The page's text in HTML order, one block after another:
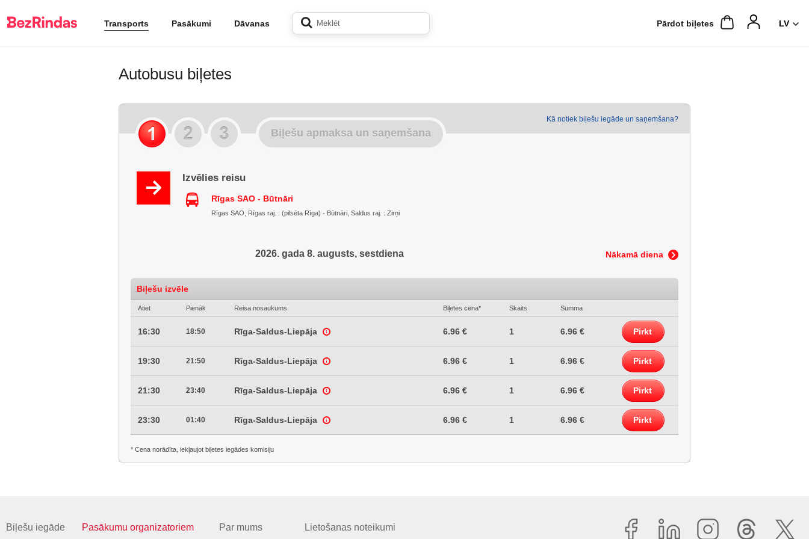
Transports Pasākumi Dāvanas Pārdot biļetes
Autobusu biļetes
Kā notiek biļešu iegāde un saņemšana?
Biļešu apmaksa un saņemšana
Izvēlies reisu
Rīgas SAO - Būtnāri
Rīgas SAO, Rīgas raj. : (pilsēta Rīga) - Būtnāri, Saldus raj. : Zirņi
Nākamā diena
2026. gada 8. augusts, sestdiena
Biļešu izvēle
Atiet Pienāk Reisa nosaukums Biļetes cena* Skaits Summa
16:30 18:50 Rīga-Saldus-Liepāja 6.96 € 1 6.96 € Pirkt
19:30 21:50 Rīga-Saldus-Liepāja 6.96 € 1 6.96 € Pirkt
21:30 23:40 Rīga-Saldus-Liepāja 6.96 € 1 6.96 € Pirkt
23:30 01:40 Rīga-Saldus-Liepāja 6.96 € 1 6.96 € Pirkt
* Cena norādīta, iekļaujot biļetes iegādes komisiju
Biļešu iegāde Pasākumu organizatoriem Par mums Lietošanas noteikumi